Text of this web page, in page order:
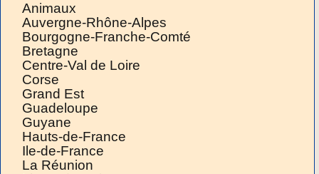
Animaux
Auvergne-Rhône-Alpes
Bourgogne-Franche-Comté
Bretagne
Centre-Val de Loire
Corse
Grand Est
Guadeloupe
Guyane
Hauts-de-France
Ile-de-France
La Réunion